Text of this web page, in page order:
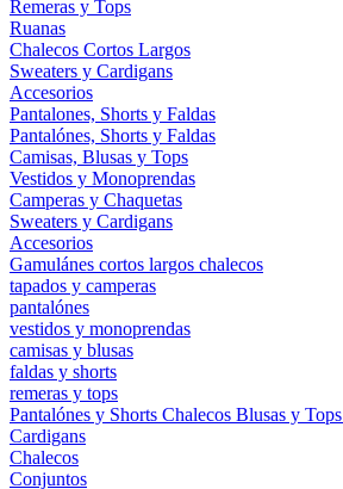
Remeras y Tops
Ruanas
Chalecos Cortos Largos
Sweaters y Cardigans
Accesorios
Pantalones, Shorts y Faldas
Pantalónes, Shorts y Faldas
Camisas, Blusas y Tops
Vestidos y Monoprendas
Camperas y Chaquetas
Sweaters y Cardigans
Accesorios
Gamulánes cortos largos chalecos
tapados y camperas
pantalónes
vestidos y monoprendas
camisas y blusas
faldas y shorts
remeras y tops
Pantalónes y Shorts Chalecos Blusas y Tops
Cardigans
Chalecos
Conjuntos